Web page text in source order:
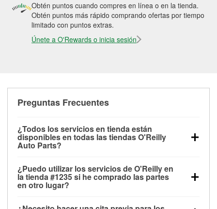
Obtén puntos cuando compres en línea o en la tienda.
Obtén puntos más rápido comprando ofertas por tiempo
limitado con puntos extras.
Únete a O'Rewards o inicia sesión
Preguntas Frecuentes
¿Todos los servicios en tienda están
disponibles en todas las tiendas O'Reilly
Auto Parts?
las pruebas de batería, pruebas de alternador y
motor de arranque, revisión de la luz “Check Engine”
con O'Reilly VeriScan® e instalación de
limpiaparabrisas o bombillas, están disponibles en
¿Puedo utilizar los servicios de O'Reilly en
la tienda #1235 si he comprado las partes
en otro lugar?